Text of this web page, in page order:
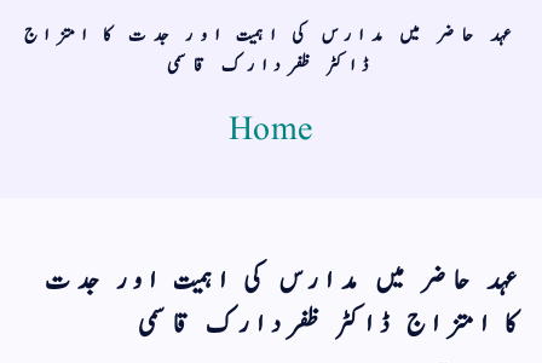
اک نسخہ کیمیا ساتھ لایا
عہد حاضر میں مدارس کی اہمیت اور جدت کا امتزاج
ڈاکٹر ظفردارک قاسمی
Home
عہد حاضر میں مدارس کی اہمیت اور جدت
کا امتزاج ڈاکٹر ظفردارک قاسمی